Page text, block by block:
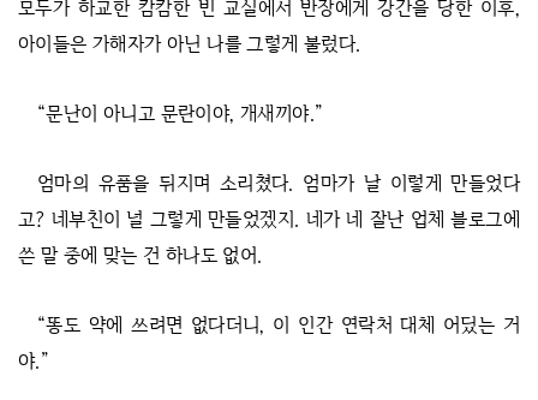
모두가 하교한 캄캄한 빈 교실에서 반장에게 강간을 당한 이후,
아이들은 가해자가 아닌 나를 그렇게 불렀다.
“문난이 아니고 문란이야, 개새끼야.”
엄마의 유품을 뒤지며 소리쳤다. 엄마가 날 이렇게 만들었다
고? 네부친이 널 그렇게 만들었겠지. 네가 네 잘난 업체 블로그에
쓴 말 중에 맞는 건 하나도 없어.
“똥도 약에 쓰려면 없다더니, 이 인간 연락처 대체 어딨는 거
야.”